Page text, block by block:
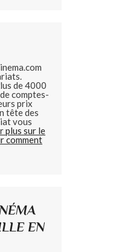
de 4000
comptes-
prix
tête des
vous
plus sur le
comment
EN